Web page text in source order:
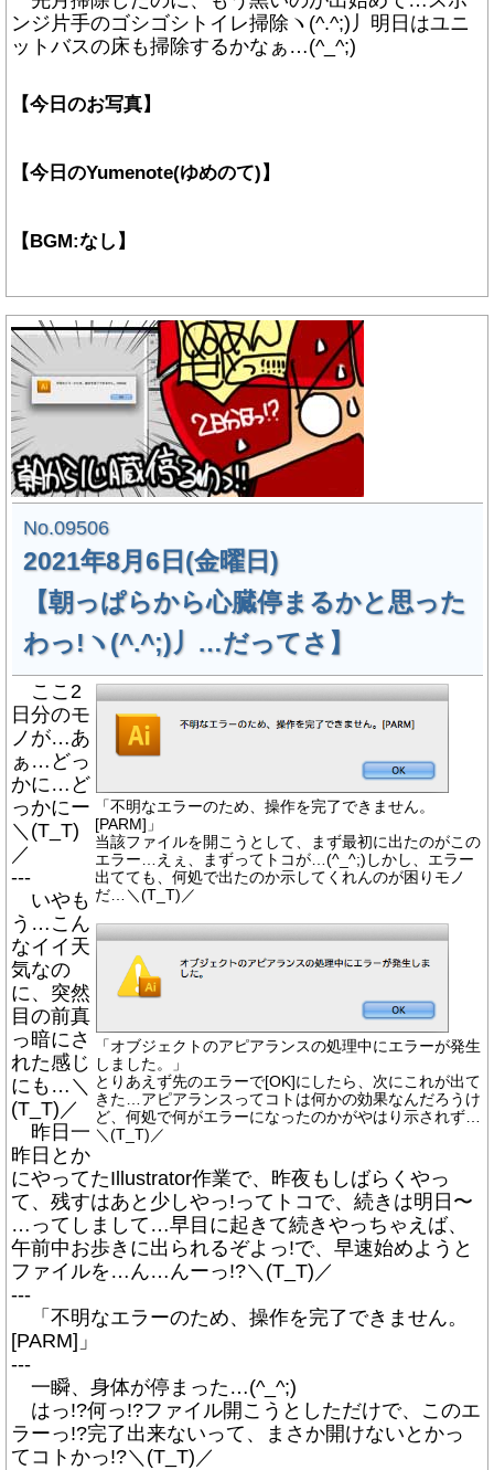
ンジ片手のゴシゴシトイレ掃除ヽ(^.^;)丿明日はユニ
ットバスの床も掃除するかなぁ…(^_^;)
【今日のお写真】
【今日のYumenote(ゆめのて)】
【BGM:なし】
No.09506
2021年8月6日(金曜日)
【朝っぱらから心臓停まるかと思った
わっ!ヽ(^.^;)丿…だってさ】
「不明なエラーのため、操作を完了できません。
[PARM]」
当該ファイルを開こうとして、まず最初に出たのがこの
エラー…えぇ、まずってトコが…(^_^;)しかし、エラー
出てても、何処で出たのか示してくれんのが困りモノ
だ…＼(T_T)／
「オブジェクトのアピアランスの処理中にエラーが発生
しました。」
とりあえず先のエラーで[OK]にしたら、次にこれが出て
きた…アピアランスってコトは何かの効果なんだろうけ
ど、何処で何がエラーになったのかがやはり示されず…
＼(T_T)／
ここ2
日分のモ
ノが…あ
ぁ…どっ
かに…ど
っかにー
＼(T_T)
／
---
いやも
う…こん
なイイ天
気なの
に、突然
目の前真
っ暗にさ
れた感じ
にも…＼
(T_T)／
昨日一
昨日とか
にやってたIllustrator作業で、昨夜もしばらくやっ
て、残すはあと少しやっ!ってトコで、続きは明日〜
…ってしまして…早目に起きて続きやっちゃえば、
午前中お歩きに出られるぞよっ!で、早速始めようと
ファイルを…ん…んーっ!?＼(T_T)／
---
「不明なエラーのため、操作を完了できません。
[PARM]」
---
一瞬、身体が停まった…(^_^;)
はっ!?何っ!?ファイル開こうとしただけで、このエ
ラーっ!?完了出来ないって、まさか開けないとかっ
てコトかっ!?＼(T_T)／